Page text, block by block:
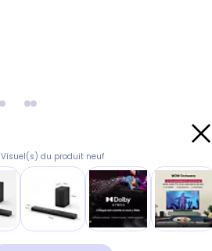
Visuel(s) du produit neuf